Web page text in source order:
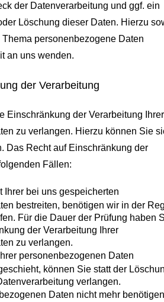
der Datenverarbeitung und ggf. ein
Löschung dieser Daten. Hierzu
personenbezogene Daten
an uns wenden.
der Verarbeitung
Einschränkung der Verarbeitung Ihrer
zu verlangen. Hierzu können Sie
Das Recht auf Einschränkung der
Fällen:
bei uns gespeicherten
bestreiten, benötigen wir in der
Für die Dauer der Prüfung haben
der Verarbeitung Ihrer
zu verlangen.
personenbezogenen Daten
können Sie statt der
verlangen.
Daten nicht mehr